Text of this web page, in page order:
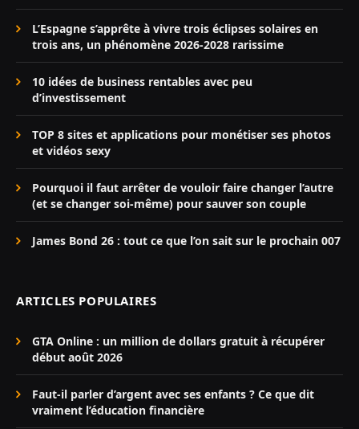
L’Espagne s’apprête à vivre trois éclipses solaires en
trois ans, un phénomène 2026-2028 rarissime
10 idées de business rentables avec peu
d’investissement
TOP 8 sites et applications pour monétiser ses photos
et vidéos sexy
Pourquoi il faut arrêter de vouloir faire changer l’autre
(et se changer soi-même) pour sauver son couple
James Bond 26 : tout ce que l’on sait sur le prochain 007
ARTICLES POPULAIRES
GTA Online : un million de dollars gratuit à récupérer
début août 2026
Faut-il parler d’argent avec ses enfants ? Ce que dit
vraiment l’éducation financière